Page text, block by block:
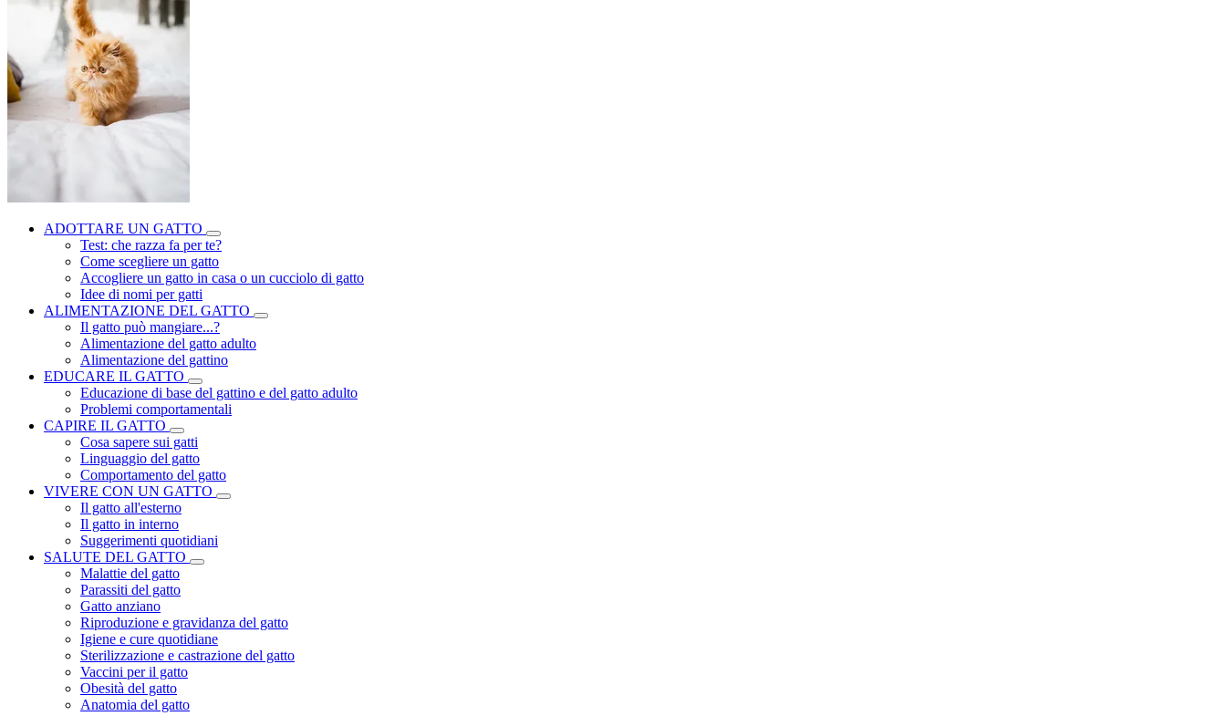
ADOTTARE UN GATTO
Test: che razza fa per te?
Come scegliere un gatto
Accogliere un gatto in casa o un cucciolo di gatto
Idee di nomi per gatti
ALIMENTAZIONE DEL GATTO
Il gatto può mangiare...?
Alimentazione del gatto adulto
Alimentazione del gattino
EDUCARE IL GATTO
Educazione di base del gattino e del gatto adulto
Problemi comportamentali
CAPIRE IL GATTO
Cosa sapere sui gatti
Linguaggio del gatto
Comportamento del gatto
VIVERE CON UN GATTO
Il gatto all'esterno
Il gatto in interno
Suggerimenti quotidiani
SALUTE DEL GATTO
Malattie del gatto
Parassiti del gatto
Gatto anziano
Riproduzione e gravidanza del gatto
Igiene e cure quotidiane
Sterilizzazione e castrazione del gatto
Vaccini per il gatto
Obesità del gatto
Anatomia del gatto